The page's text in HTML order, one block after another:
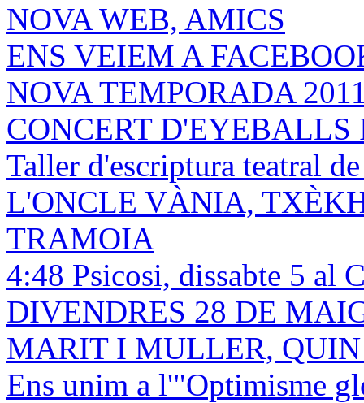
NOVA WEB, AMICS
ENS VEIEM A
NOVA TEMPORADA
CONCERT D'EYEBALLS
Taller d'escriptura teatral
L'ONCLE VÀNIA,
TRAMOIA
4:48 Psicosi, dissabte 5 al
DIVENDRES 28 DE
MARIT I MULLER,
Ens unim a l'"Optimisme